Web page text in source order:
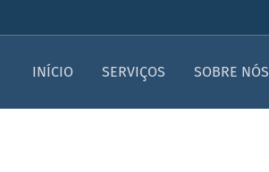
INÍCIO SERVIÇOS SOBRE NÓS